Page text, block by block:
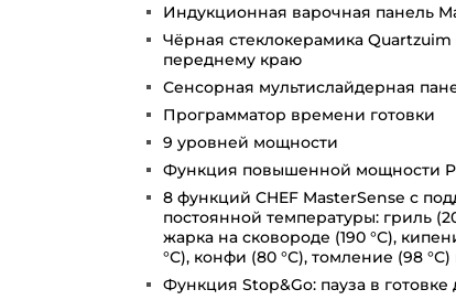
Индукционная варочная панель
Чёрная стеклокерамика
переднему краю
Сенсорная мультислайдерная
Программатор времени готовки
9 уровней мощности
Функция повышенной мощности
8 функций CHEF MasterSense с
постоянной температуры: гриль
жарка на сковороде (190 °С),
°С), конфи (80 °С), томление (98
Функция Stop&Go: пауза в готовке